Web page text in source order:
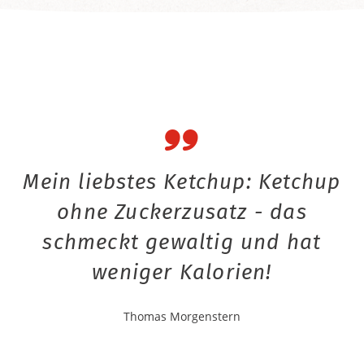
Mein liebstes Ketchup: Ketchup
ohne Zuckerzusatz - das
schmeckt gewaltig und hat
weniger Kalorien!
Thomas Morgenstern